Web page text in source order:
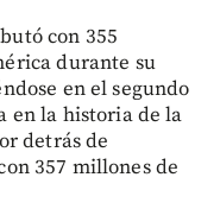
con 355
durante su
en el segundo
en la historia de la
detrás de
357 millones de